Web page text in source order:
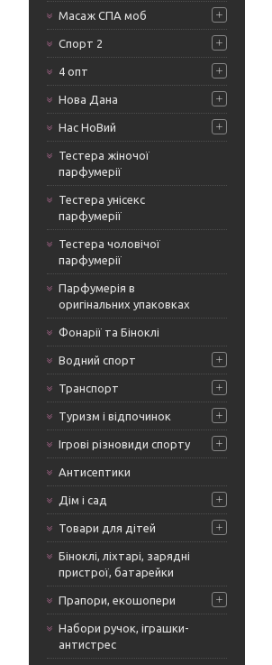
Масаж СПА моб
Спорт 2
4 опт
Нова Дана
Нас НоВий
Тестера жіночої
парфумерії
Тестера унісекс
парфумерії
Тестера чоловічої
парфумерії
Парфумерія в
оригінальних упаковках
Фонарії та Біноклі
Водний спорт
Транспорт
Туризм і відпочинок
Ігрові різновиди спорту
Антисептики
Дім і сад
Товари для дітей
Біноклі, ліхтарі, зарядні
пристрої, батарейки
Прапори, екошопери
Набори ручок, іграшки-
антистрес